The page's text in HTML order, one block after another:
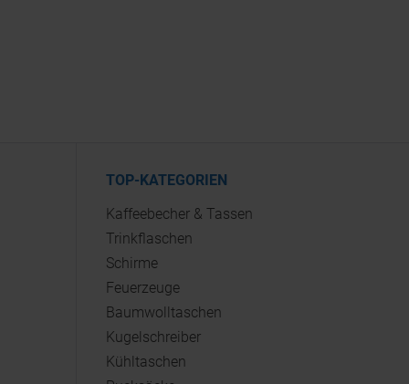
TOP-KATEGORIEN
Kaffeebecher & Tassen
Trinkflaschen
Schirme
Feuerzeuge
Baumwolltaschen
Kugelschreiber
Kühltaschen